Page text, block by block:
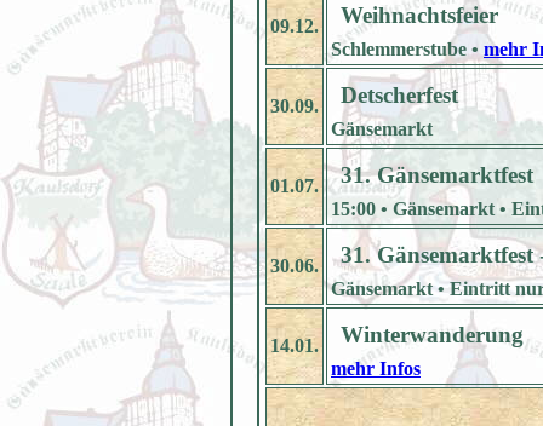
09.12. Weihnachtsfeier
Schlemmerstube • mehr
30.09. Detscherfest
Gänsemarkt
01.07. 31. Gänsemarktfest
15:00 • Gänsemarkt •
30.06. 31. Gänsemarktfest
Gänsemarkt • Eintritt
14.01. Winterwanderung
mehr Infos